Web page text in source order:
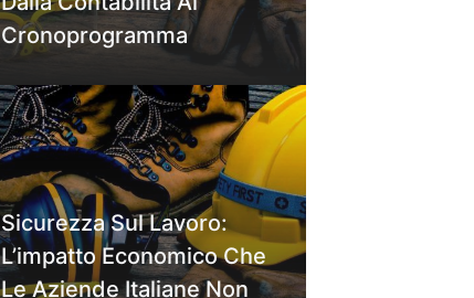
Cronoprogramma
Sicurezza Sul Lavoro:
L’impatto Economico Che
Le Aziende Italiane Non